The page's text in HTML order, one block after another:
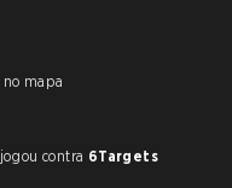
no mapa
jogou contra 6Targets